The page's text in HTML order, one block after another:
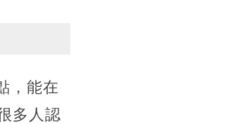
，能在
多人認